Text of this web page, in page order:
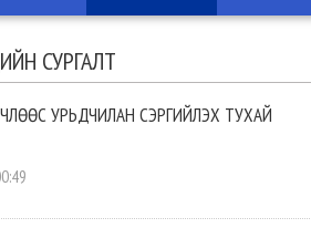
СУРГАЛТ
УРЬДЧИЛАН СЭРГИЙЛЭХ ТУХАЙ